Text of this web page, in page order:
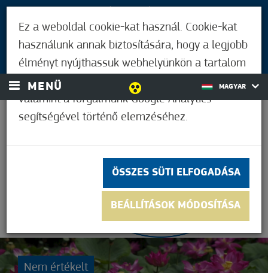
BEJELENTKEZÉS
MENÜ MAGYAR
Nem értékelt
Ez a weboldal cookie-kat használ. Cookie-kat
használunk annak biztosítására, hogy a legjobb
élményt nyújthassuk webhelyünkön a tartalom
és a hirdetések személyre szabásához,
valamint a forgalmunk Google Analytics
segítségével történő elemzéséhez.
ÖSSZES SÜTI ELFOGADÁSA
BEÁLLÍTÁSOK MÓDOSÍTÁSA